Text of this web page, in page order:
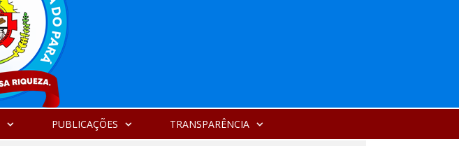
PUBLICAÇÕES TRANSPARÊNCIA